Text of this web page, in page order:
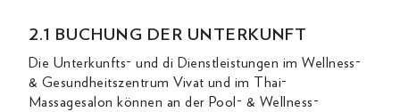
2.1 BUCHUNG DER UNTERKUNFT
Die Unterkunfts- und di Dienstleistungen im Wellness-
& Gesundheitszentrum Vivat und im Thai-
Massagesalon können an der Pool- & Wellness-